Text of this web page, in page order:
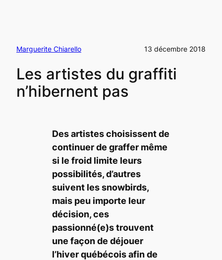
Marguerite Chiarello 13 décembre 2018
Les artistes du graffiti
n’hibernent pas
Des artistes choisissent de
continuer de graffer même
si le froid limite leurs
possibilités, d’autres
suivent lessnowbirds,
mais peu importe leur
décision, ces
passionné(e)s trouvent
une façon de déjouer
l’hiver québécois afin de